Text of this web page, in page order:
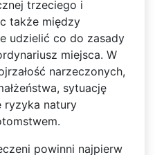
trzeciego i
także między
udzielić co do zasady
miejsca. W
narzeczonych,
sytuację
ryzyka natury
powinni najpierw